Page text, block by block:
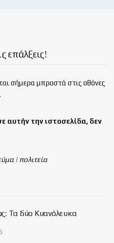
επάλξεις!
σήμερα μπροστά στις οθόνες
αυτήν την ιστοσελίδα, δεν
| πολιτεία
Τα δύο Κυανόλευκα